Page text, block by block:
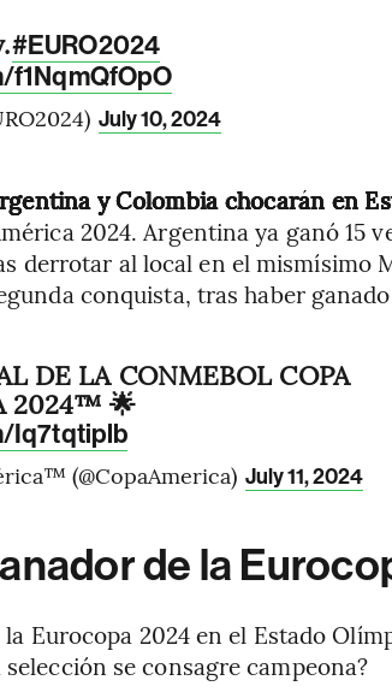
#EURO2024
f1NqmQfOpO
July 10, 2024
y Colombia chocarán en
2024. Argentina ya ganó 15
derrotar al local en el mismísimo
conquista, tras haber
DE LA CONMEBOL COPA
2024™ 🌟
Iq7tqtiplb
(@CopaAmerica) July 11, 2024
de la
Eurocopa 2024 en el Estado
se consagre campeona?